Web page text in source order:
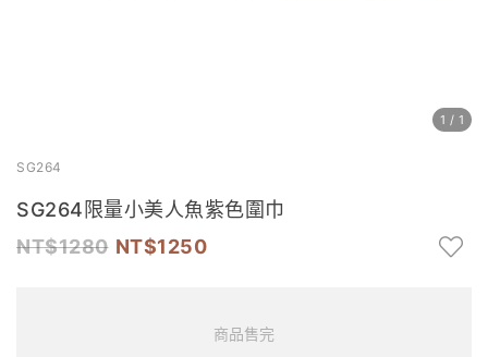
1 / 1
SG264
SG264限量小美人魚紫色圍巾
1280
1250
商品售完